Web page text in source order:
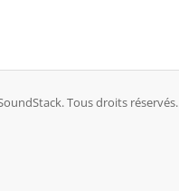
Tous droits réservés.